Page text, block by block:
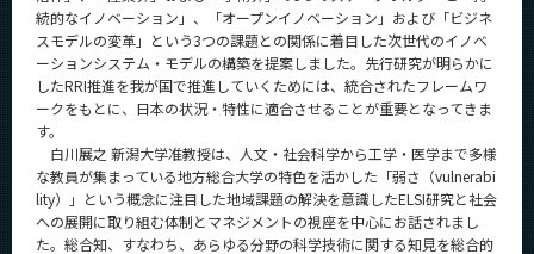
続的なイノベーション」、「オープンイノベーション」および「ビジネ
スモデルの変革」という3つの課題との関係に着目した次世代のイノベ
ーションシステム・モデルの構築を提案しました。先行研究が明らかに
したRRI推進を我が国で推進していくためには、統合されたフレームワ
ークをもとに、日本の状況・特性に適合させることが重要となってきま
す。
白川展之 新潟大学准教授は、人文・社会科学から工学・医学まで多様
な教員が集まっている地方総合大学の特色を活かした「弱さ（vulnerabi
lity）」という概念に注目した地域課題の解決を意識したELSI研究と社会
への展開に取り組む体制とマネジメントの視座を中心にお話されまし
た。総合知、すなわち、あらゆる分野の科学技術に関する知見を総合的